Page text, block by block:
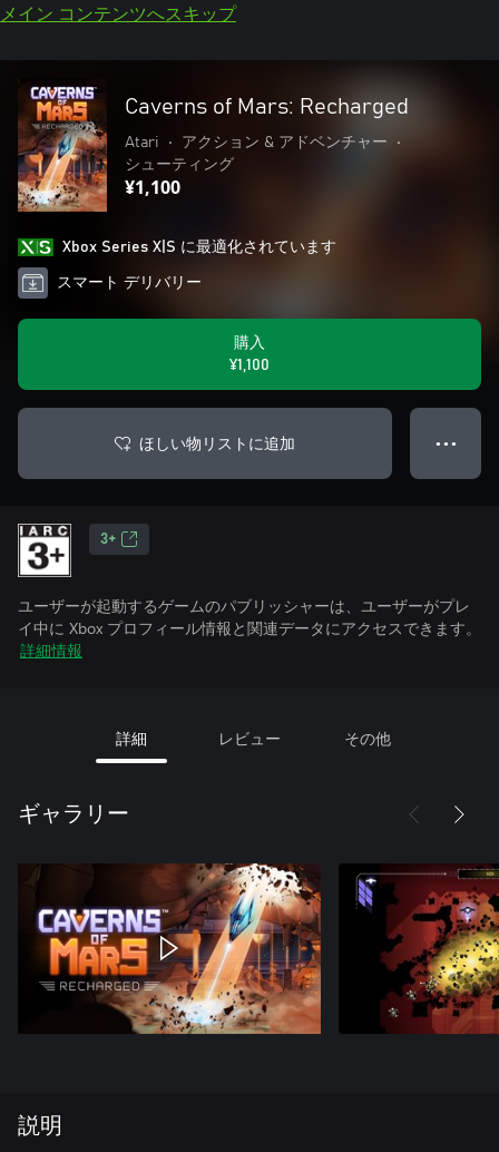
メイン コンテンツへスキップ
Caverns of Mars: Recharged
Atari • アクション & アドベンチャー
•
シューティング
¥1,100
Xbox Series X|S に最適化されています
スマート デリバリー
購入
¥1,100
ほしい物リストに追加 ● ● ●
3+
ユーザーが起動するゲームのパブリッシャーは、ユーザーがプレ
イ中に Xbox プロフィール情報と関連データにアクセスできます。
詳細情報
詳細 レビュー その他
ギャラリー
説明